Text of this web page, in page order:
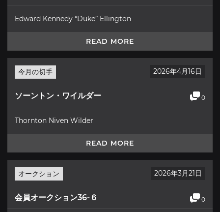
Edward Kennedy “Duke” Ellington
READ MORE
今月の切手 2026年4月16日
ソーントン・ワイルダー 0
Thornton Niven Wilder
READ MORE
オークション 2026年3月21日
会員オークション36-６ 0